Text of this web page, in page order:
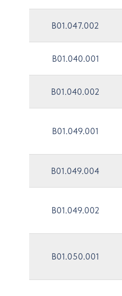
B01.047.002
B01.040.001
B01.040.002
B01.049.001
B01.049.004
B01.049.002
B01.050.001